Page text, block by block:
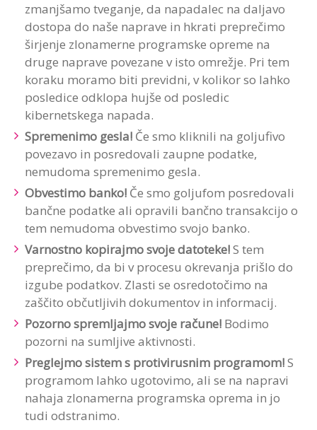
zmanjšamo tveganje, da napadalec na daljavo
dostopa do naše naprave in hkrati preprečimo
širjenje zlonamerne programske opreme na
druge naprave povezane v isto omrežje. Pri tem
koraku moramo biti previdni, v kolikor so lahko
posledice odklopa hujše od posledic
kibernetskega napada.
Spremenimo gesla! Če smo kliknili na goljufivo
povezavo in posredovali zaupne podatke,
nemudoma spremenimo gesla.
Obvestimo banko! Če smo goljufom posredovali
bančne podatke ali opravili bančno transakcijo o
tem nemudoma obvestimo svojo banko.
Varnostno kopirajmo svoje datoteke!S tem
preprečimo, da bi v procesu okrevanja prišlo do
izgube podatkov. Zlasti se osredotočimo na
zaščito občutljivih dokumentov in informacij.
Pozorno spremljajmo svoje račune! Bodimo
pozorni na sumljive aktivnosti.
Preglejmo sistem s protivirusnim programom!S
programom lahko ugotovimo, ali se na napravi
nahaja zlonamerna programska oprema in jo
tudi odstranimo.